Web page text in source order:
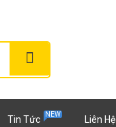
Tin Tức NEW Liên Hệ